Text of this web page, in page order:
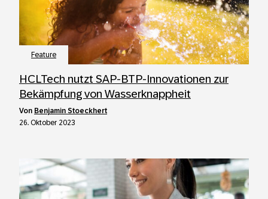
Feature
HCLTech nutzt SAP-BTP-Innovationen zur
Bekämpfung von Wasserknappheit
von Benjamin Stoeckhert
26. Oktober 2023